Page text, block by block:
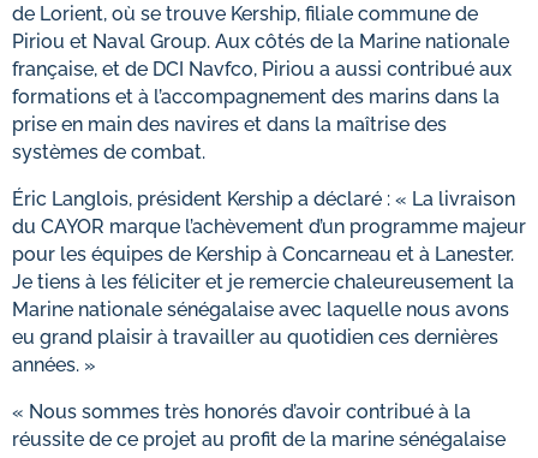
de Lorient, où se trouve Kership, filiale commune de
Piriou et Naval Group. Aux côtés de la Marine nationale
française, et de DCI Navfco, Piriou a aussi contribué aux
formations et à l’accompagnement des marins dans la
prise en main des navires et dans la maîtrise des
systèmes de combat.
Éric Langlois, président Kership a déclaré : « La livraison
du CAYOR marque l’achèvement d’un programme majeur
pour les équipes de Kership à Concarneau et à Lanester.
Je tiens à les féliciter et je remercie chaleureusement la
Marine nationale sénégalaise avec laquelle nous avons
eu grand plaisir à travailler au quotidien ces dernières
années. »
« Nous sommes très honorés d’avoir contribué à la
réussite de ce projet au profit de la marine sénégalaise